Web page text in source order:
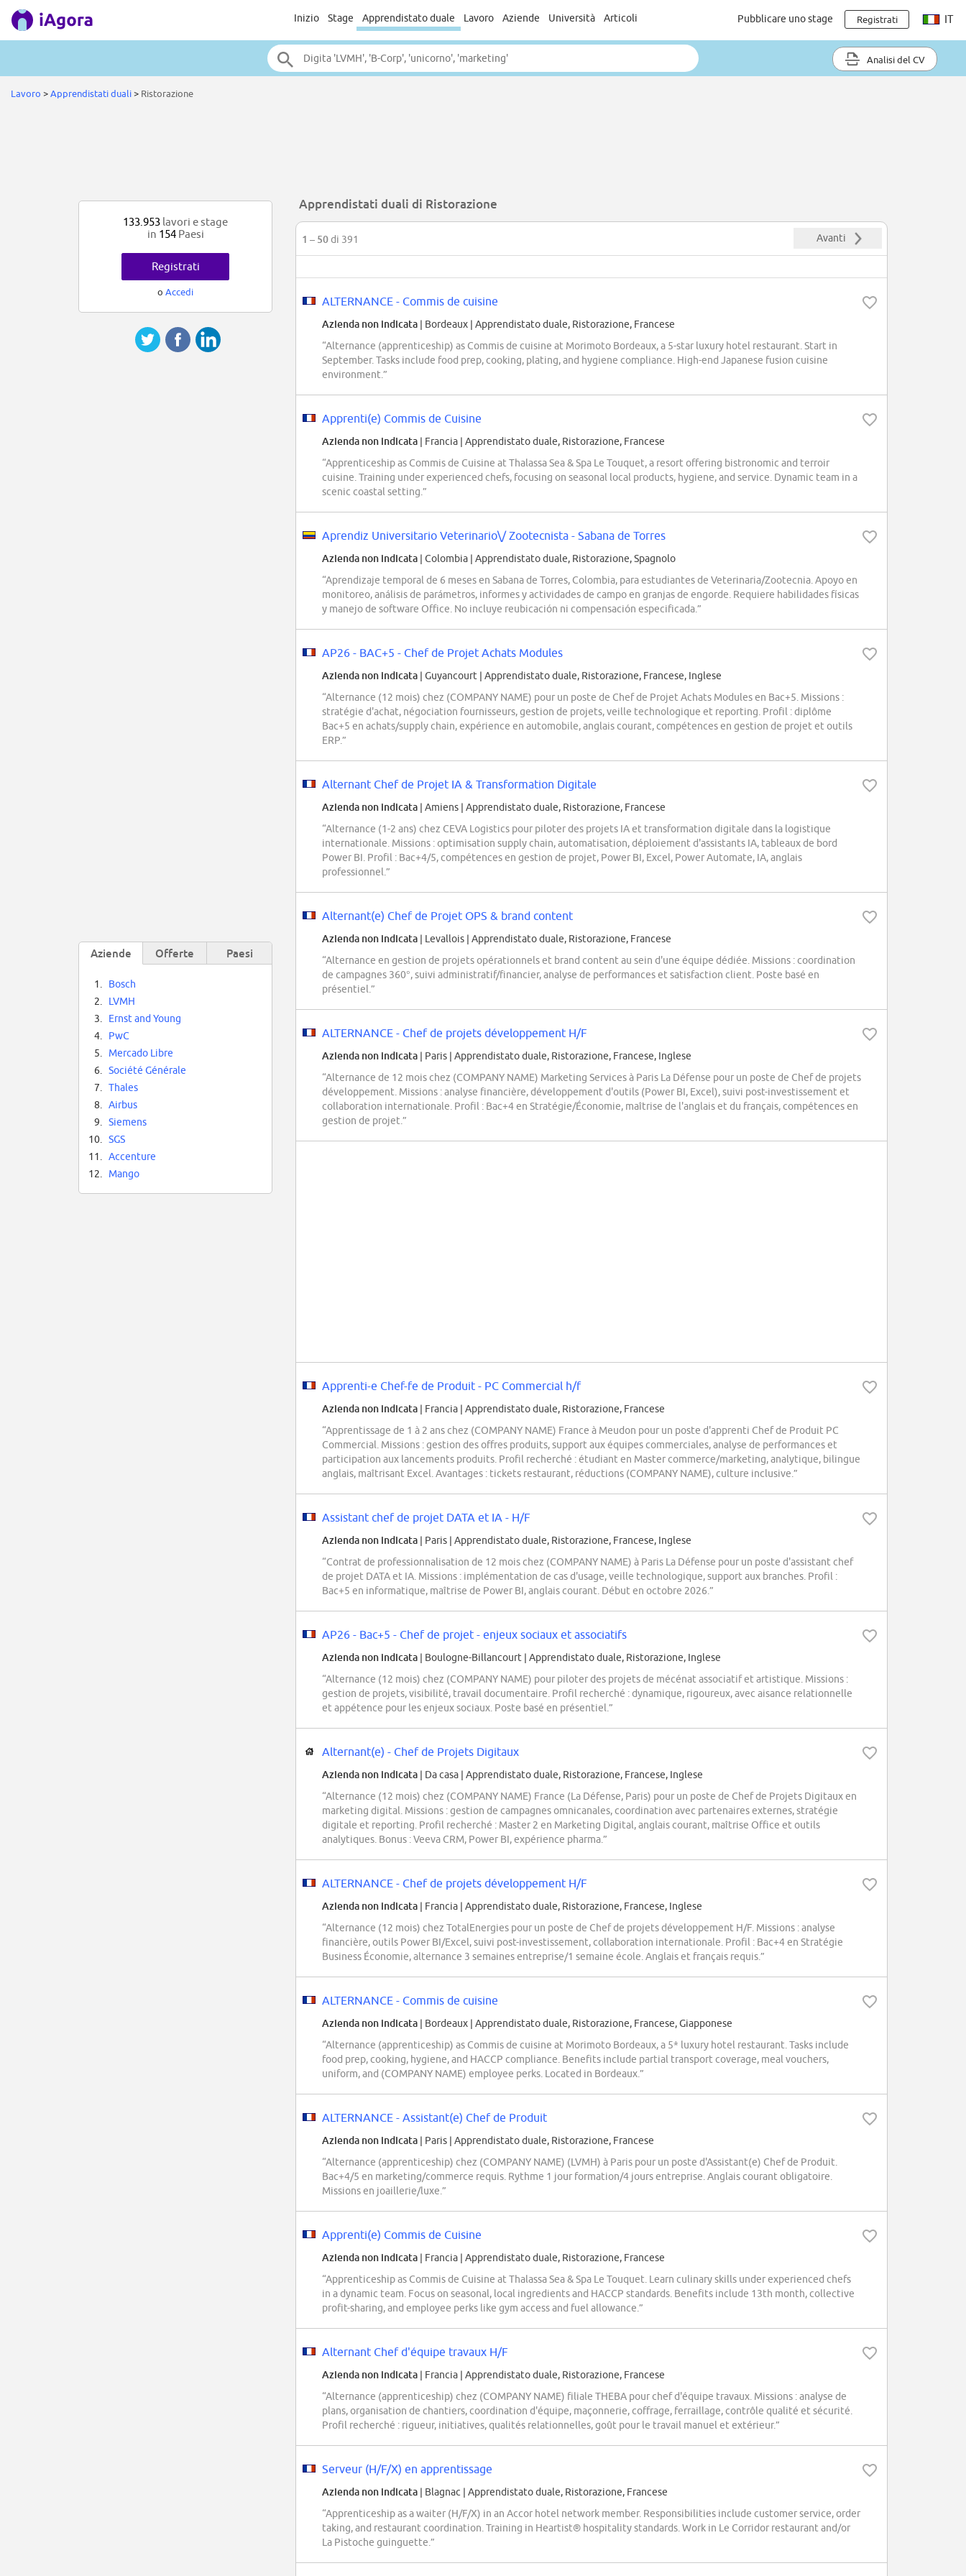
Inizio Stage Apprendistato duale Lavoro Aziende Università Articoli Pubblicare uno stage Registrati IT
Analisi del CV
Lavoro >Apprendistati duali> Ristorazione
Apprendistati duali di Ristorazione
1 – 50di 391 Avanti
ALTERNANCE - Commis de cuisine
Azienda non indicata | Bordeaux | Apprendistato duale, Ristorazione, Francese
“Alternance (apprenticeship) as Commis de cuisine at Morimoto Bordeaux, a 5-star luxury hotel restaurant. Start in
September. Tasks include food prep, cooking, plating, and hygiene compliance. High-end Japanese fusion cuisine
environment.”
Apprenti(e) Commis de Cuisine
Azienda non indicata | Francia | Apprendistato duale, Ristorazione, Francese
“Apprenticeship as Commis de Cuisine at Thalassa Sea & Spa Le Touquet, a resort offering bistronomic and terroir
cuisine. Training under experienced chefs, focusing on seasonal local products, hygiene, and service. Dynamic team in a
scenic coastal setting.”
Aprendiz Universitario Veterinario\/ Zootecnista - Sabana de Torres
Azienda non indicata | Colombia | Apprendistato duale, Ristorazione, Spagnolo
“Aprendizaje temporal de 6 meses en Sabana de Torres, Colombia, para estudiantes de Veterinaria/Zootecnia. Apoyo en
monitoreo, análisis de parámetros, informes y actividades de campo en granjas de engorde. Requiere habilidades físicas
y manejo de software Office. No incluye reubicación ni compensación especificada.”
AP26 - BAC+5 - Chef de Projet Achats Modules
Azienda non indicata | Guyancourt | Apprendistato duale, Ristorazione, Francese, Inglese
“Alternance (12 mois) chez (COMPANY NAME) pour un poste de Chef de Projet Achats Modules en Bac+5. Missions :
stratégie d'achat, négociation fournisseurs, gestion de projets, veille technologique et reporting. Profil : diplôme
Bac+5 en achats/supply chain, expérience en automobile, anglais courant, compétences en gestion de projet et outils
ERP.”
Alternant Chef de Projet IA & Transformation Digitale
Azienda non indicata | Amiens | Apprendistato duale, Ristorazione, Francese
“Alternance (1-2 ans) chez CEVA Logistics pour piloter des projets IA et transformation digitale dans la logistique
internationale. Missions : optimisation supply chain, automatisation, déploiement d'assistants IA, tableaux de bord
Power BI. Profil : Bac+4/5, compétences en gestion de projet, Power BI, Excel, Power Automate, IA, anglais
professionnel.”
Alternant(e) Chef de Projet OPS & brand content
Azienda non indicata | Levallois | Apprendistato duale, Ristorazione, Francese
“Alternance en gestion de projets opérationnels et brand content au sein d'une équipe dédiée. Missions : coordination
de campagnes 360°, suivi administratif/financier, analyse de performances et satisfaction client. Poste basé en
présentiel.”
ALTERNANCE - Chef de projets développement H/F
Azienda non indicata | Paris | Apprendistato duale, Ristorazione, Francese, Inglese
“Alternance de 12 mois chez (COMPANY NAME) Marketing Services à Paris La Défense pour un poste de Chef de projets
développement. Missions : analyse financière, développement d'outils (Power BI, Excel), suivi post-investissement et
collaboration internationale. Profil : Bac+4 en Stratégie/Économie, maîtrise de l'anglais et du français, compétences en
gestion de projet.”
Apprenti-e Chef-fe de Produit - PC Commercial h/f
Azienda non indicata | Francia | Apprendistato duale, Ristorazione, Francese
“Apprentissage de 1 à 2 ans chez (COMPANY NAME) France à Meudon pour un poste d'apprenti Chef de Produit PC
Commercial. Missions : gestion des offres produits, support aux équipes commerciales, analyse de performances et
participation aux lancements produits. Profil recherché : étudiant en Master commerce/marketing, analytique, bilingue
anglais, maîtrisant Excel. Avantages : tickets restaurant, réductions (COMPANY NAME), culture inclusive.”
Assistant chef de projet DATA et IA - H/F
Azienda non indicata | Paris | Apprendistato duale, Ristorazione, Francese, Inglese
“Contrat de professionnalisation de 12 mois chez (COMPANY NAME) à Paris La Défense pour un poste d'assistant chef
de projet DATA et IA. Missions : implémentation de cas d'usage, veille technologique, support aux branches. Profil :
Bac+5 en informatique, maîtrise de Power BI, anglais courant. Début en octobre 2026.”
AP26 - Bac+5 - Chef de projet - enjeux sociaux et associatifs
Azienda non indicata | Boulogne-Billancourt | Apprendistato duale, Ristorazione, Inglese
“Alternance (12 mois) chez (COMPANY NAME) pour piloter des projets de mécénat associatif et artistique. Missions :
gestion de projets, visibilité, travail documentaire. Profil recherché : dynamique, rigoureux, avec aisance relationnelle
et appétence pour les enjeux sociaux. Poste basé en présentiel.”
Alternant(e) - Chef de Projets Digitaux
Azienda non indicata | Da casa | Apprendistato duale, Ristorazione, Francese, Inglese
“Alternance (12 mois) chez (COMPANY NAME) France (La Défense, Paris) pour un poste de Chef de Projets Digitaux en
marketing digital. Missions : gestion de campagnes omnicanales, coordination avec partenaires externes, stratégie
digitale et reporting. Profil recherché : Master 2 en Marketing Digital, anglais courant, maîtrise Office et outils
analytiques. Bonus : Veeva CRM, Power BI, expérience pharma.”
ALTERNANCE - Chef de projets développement H/F
Azienda non indicata | Francia | Apprendistato duale, Ristorazione, Francese, Inglese
“Alternance (12 mois) chez TotalEnergies pour un poste de Chef de projets développement H/F. Missions : analyse
financière, outils Power BI/Excel, suivi post-investissement, collaboration internationale. Profil : Bac+4 en Stratégie
Business Économie, alternance 3 semaines entreprise/1 semaine école. Anglais et français requis.”
ALTERNANCE - Commis de cuisine
Azienda non indicata | Bordeaux | Apprendistato duale, Ristorazione, Francese, Giapponese
“Alternance (apprenticeship) as Commis de cuisine at Morimoto Bordeaux, a 5* luxury hotel restaurant. Tasks include
food prep, cooking, hygiene, and HACCP compliance. Benefits include partial transport coverage, meal vouchers,
uniform, and (COMPANY NAME) employee perks. Located in Bordeaux.”
ALTERNANCE - Assistant(e) Chef de Produit
Azienda non indicata | Paris | Apprendistato duale, Ristorazione, Francese
“Alternance (apprenticeship) chez (COMPANY NAME) (LVMH) à Paris pour un poste d'Assistant(e) Chef de Produit.
Bac+4/5 en marketing/commerce requis. Rythme 1 jour formation/4 jours entreprise. Anglais courant obligatoire.
Missions en joaillerie/luxe.”
Apprenti(e) Commis de Cuisine
Azienda non indicata | Francia | Apprendistato duale, Ristorazione, Francese
“Apprenticeship as Commis de Cuisine at Thalassa Sea & Spa Le Touquet. Learn culinary skills under experienced chefs
in a dynamic team. Focus on seasonal, local ingredients and HACCP standards. Benefits include 13th month, collective
profit-sharing, and employee perks like gym access and fuel allowance.”
Alternant Chef d'équipe travaux H/F
Azienda non indicata | Francia | Apprendistato duale, Ristorazione, Francese
“Alternance (apprenticeship) chez (COMPANY NAME) filiale THEBA pour chef d'équipe travaux. Missions : analyse de
plans, organisation de chantiers, coordination d'équipe, maçonnerie, coffrage, ferraillage, contrôle qualité et sécurité.
Profil recherché : rigueur, initiatives, qualités relationnelles, goût pour le travail manuel et extérieur.”
Serveur (H/F/X) en apprentissage
Azienda non indicata | Blagnac | Apprendistato duale, Ristorazione, Francese
“Apprenticeship as a waiter (H/F/X) in an Accor hotel network member. Responsibilities include customer service, order
taking, and restaurant coordination. Training in Heartist® hospitality standards. Work in Le Corridor restaurant and/or
La Pistoche guinguette.”
133.953 lavori e stage
in 154Paesi
Registrati
o Accedi
Aziende Offerte Paesi
1.
Bosch
2.
LVMH
3.
Ernst and Young
4.
PwC
5.
Mercado Libre
6.
Société Générale
7.
Thales
8.
Airbus
9.
Siemens
10.
SGS
11.
Accenture
12.
Mango